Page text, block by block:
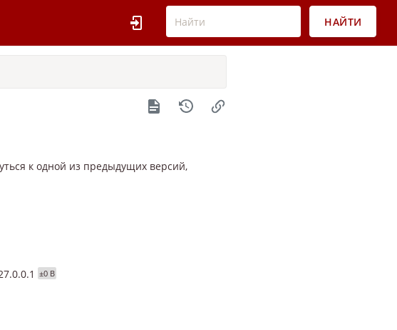
НАЙТИ
к одной из предыдущих версий,
±0 B